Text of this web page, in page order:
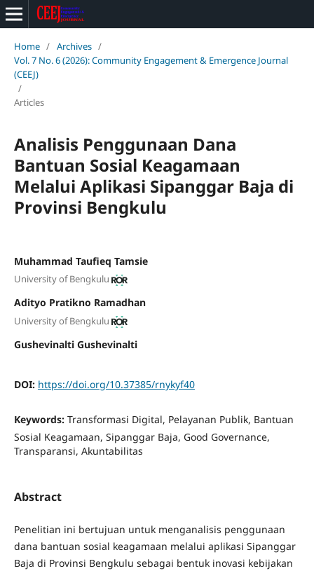
Home / Archives /
Vol. 7 No. 6 (2026): Community Engagement & Emergence Journal
(CEEJ)
/
Articles
Analisis Penggunaan Dana
Bantuan Sosial Keagamaan
Melalui Aplikasi Sipanggar Baja di
Provinsi Bengkulu
Muhammad Taufieq Tamsie
University of Bengkulu
Adityo Pratikno Ramadhan
University of Bengkulu
Gushevinalti Gushevinalti
DOI: https://doi.org/10.37385/rnykyf40
Keywords: Transformasi Digital, Pelayanan Publik, Bantuan
Sosial Keagamaan, Sipanggar Baja, Good Governance,
Transparansi, Akuntabilitas
Abstract
Penelitian ini bertujuan untuk menganalisis penggunaan
dana bantuan sosial keagamaan melalui aplikasi Sipanggar
Baja di Provinsi Bengkulu sebagai bentuk inovasi kebijakan